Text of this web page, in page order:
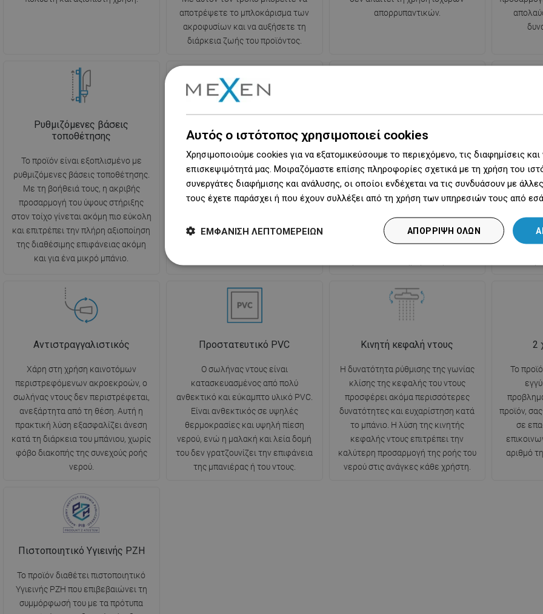
αποτρέψετε το μπλοκάρισμα των
ακροφυσίων και να αυξήσετε τη
διάρκεια ζωής του προϊόντος.
απορρυπαντικών.
Ρυθμιζόμενες βάσεις
τοποθέτησης
Το προϊόν είναι εξοπλισμένο με
ρυθμιζόμενες βάσεις τοποθέτησης.
Με τη βοήθειά τους, η ακριβής
προσαρμογή του ύψους στήριξης
στον τοίχο γίνεται ακόμη πιο εύκολη
και επιτρέπει την πλήρη αξιοποίηση
της διαθέσιμης επιφάνειας ακόμη
και για ένα μικρό μπάνιο.
Η κεφαλή ντους διαθέτει τρεις
τύπους ροής, που αλλάζονται μέσω
διακόπτη. Προσφέρει πλήρη
ελευθερία και δυνατότητα
προσαρμογής στις ανάγκες του
ισχυρότερη και πιο συγκεντρωμένη
Τυπική ροή νερού που μιμείται τη
φυσική βροχή. Οι σταγόνες ρέουν
ομοιόμορφα στο σώμα,
περιβάλλοντάς το με μια ευχάριστη
αίσθηση ενυδάτωσης και
επιτρέποντας την εμβάπτιση σε μια
χαλαρωτική και καταπραϋντική
εμπειρία των αισθήσεων κατά τη
αίματος.
μείωση
τους μύες
εντατική
την
Αντιστραγγαλιστικός
Χάρη στη χρήση καινοτόμων
περιστρεφόμενων ακροεκροών, ο
σωλήνας ντους δεν περιστρέφεται,
ανεξάρτητα από τη θέση. Αυτή η
πρακτική λύση εξασφαλίζει άνεση
κατά τη διάρκεια του μπάνιου, χωρίς
φόβο διακοπής της συνεχούς ροής
νερού.
Προστατευτικό PVC
Ο σωλήνας ντους είναι
κατασκευασμένος από πολύ
ανθεκτικό και εύκαμπτο υλικό PVC.
Είναι ανθεκτικός σε υψηλές
θερμοκρασίες και υψηλή πίεση
νερού, ενώ η μαλακή και λεία δομή
του δεν γρατζουνίζει την επιφάνεια
της μπανιέρας ή του ντους.
Κινητή κεφαλή ντους
Η δυνατότητα ρύθμισης της γωνίας
κλίσης της κεφαλής του ντους
προσφέρει ακόμα περισσότερες
δυνατότητες και ευχαρίστηση κατά
το μπάνιο. Η λύση της κινητής
κεφαλής ντους επιτρέπει την
καλύτερη προσαρμογή της ροής του
νερού στις ανάγκες κάθε χρήστη.
2
Το
προϊόν,
σε
αριθμό
Πιστοποιητικό Υγιεινής PZH
Το προϊόν διαθέτει πιστοποιητικό
Υγιεινής PZH που επιβεβαιώνει τη
συμμόρφωσή του με τα πρότυπα
Αυτός ο ιστότοπος χρησιμοποιεί cookies
Χρησιμοποιούμε cookies για να εξατομικεύσουμε το περιεχόμενο, τις διαφημίσεις
επισκεψιμότητά μας. Μοιραζόμαστε επίσης πληροφορίες σχετικά με τη χρήση του
συνεργάτες διαφήμισης και ανάλυσης, οι οποίοι ενδέχεται να τις συνδυάσουν με
τους έχετε παράσχει ή που έχουν συλλέξει από τη χρήση των υπηρεσιών τους από
ΑΠΌΡΡΙΨΗ ΌΛΩΝ
ΕΜΦΆΝΙΣΗ ΛΕΠΤΟΜΕΡΕΙΏΝ